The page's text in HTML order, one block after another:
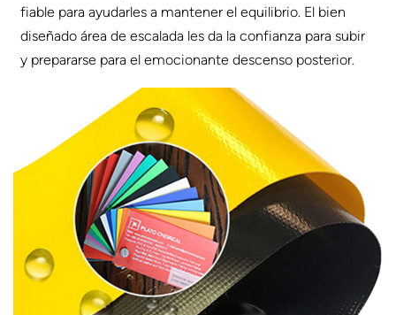
fiable para ayudarles a mantener el equilibrio. El bien
diseñado área de escalada les da la confianza para subir
y prepararse para el emocionante descenso posterior.